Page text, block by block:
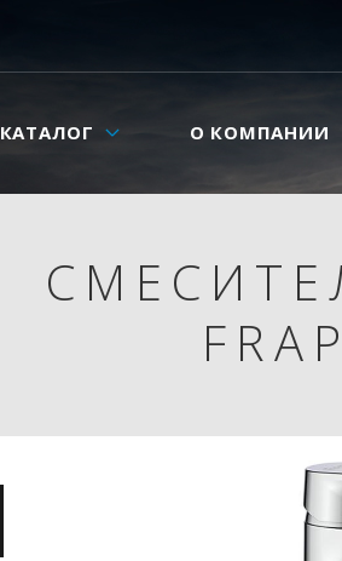
КАТАЛОГ О КОМПАНИИ